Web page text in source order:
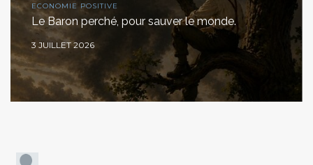
ECONOMIE POSITIVE
Le Baron perché, pour sauver le monde.
3 JUILLET 2026